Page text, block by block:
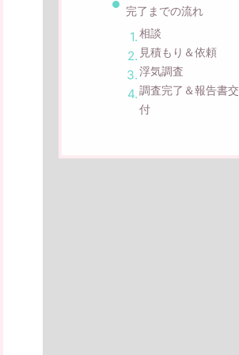
完了までの流れ
相談
見積もり＆依頼
浮気調査
調査完了＆報告書交
付